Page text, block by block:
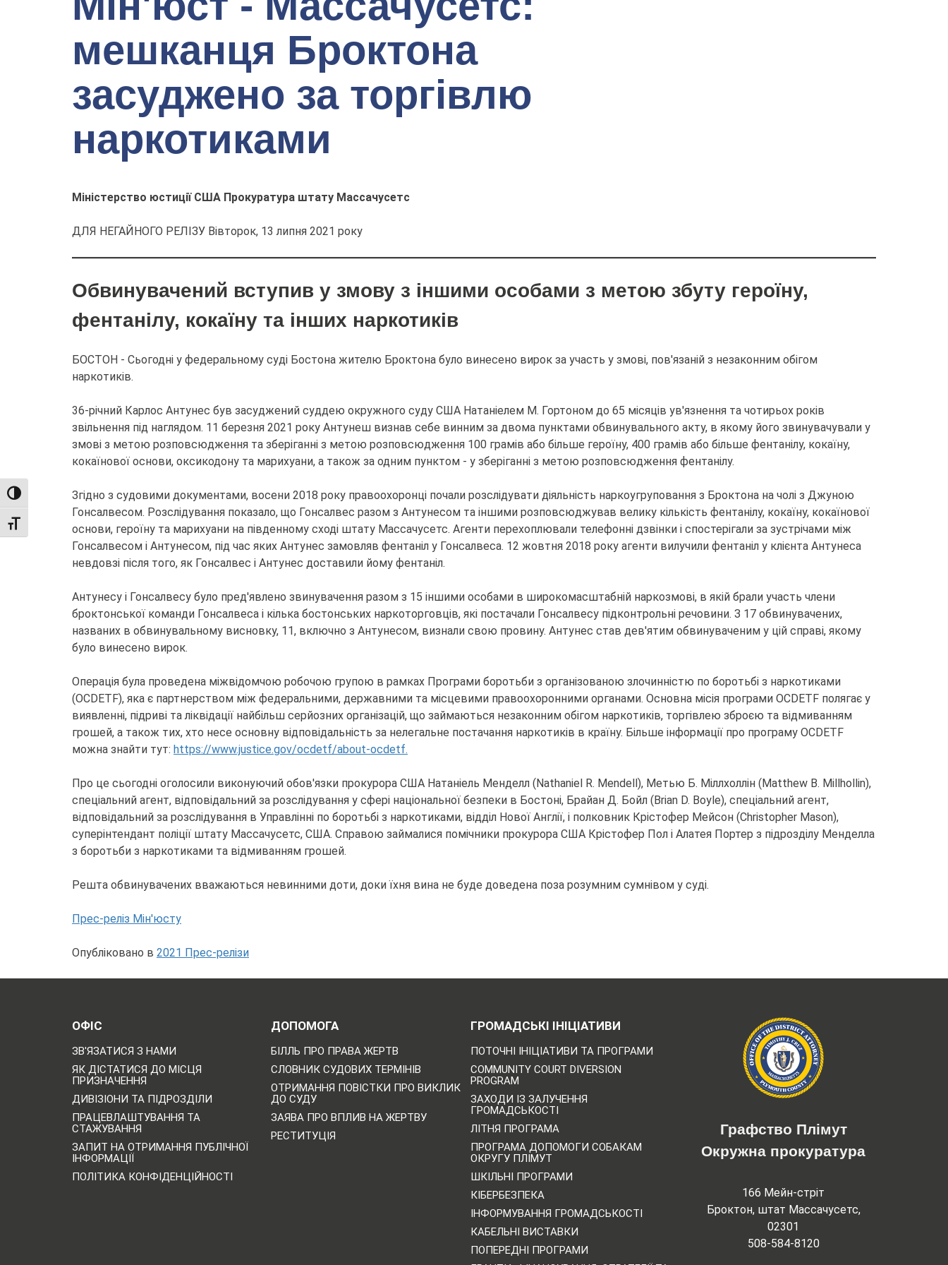
TOGGLE HIGH CONTRAST
TOGGLE FONT SIZE
мешканця Броктона
засуджено за торгівлю
наркотиками
Міністерство юстиції США Прокуратура штату Массачусетс
ДЛЯ НЕГАЙНОГО РЕЛІЗУ Вівторок, 13 липня 2021 року
Обвинувачений вступив у змову з іншими особами з метою збуту героїну,
фентанілу, кокаїну та інших наркотиків
БОСТОН - Сьогодні у федеральному суді Бостона жителю Броктона було винесено вирок за участь у змові, пов'язаній з незаконним обігом
наркотиків.
36-річний Карлос Антунес був засуджений суддею окружного суду США Натаніелем М. Гортоном до 65 місяців ув'язнення та чотирьох років
звільнення під наглядом. 11 березня 2021 року Антунеш визнав себе винним за двома пунктами обвинувального акту, в якому його звинувачували у
змові з метою розповсюдження та зберіганні з метою розповсюдження 100 грамів або більше героїну, 400 грамів або більше фентанілу, кокаїну,
кокаїнової основи, оксикодону та марихуани, а також за одним пунктом - у зберіганні з метою розповсюдження фентанілу.
Згідно з судовими документами, восени 2018 року правоохоронці почали розслідувати діяльність наркоугруповання з Броктона на чолі з Джуною
Гонсалвесом. Розслідування показало, що Гонсалвес разом з Антунесом та іншими розповсюджував велику кількість фентанілу, кокаїну, кокаїнової
основи, героїну та марихуани на південному сході штату Массачусетс. Агенти перехоплювали телефонні дзвінки і спостерігали за зустрічами між
Гонсалвесом і Антунесом, під час яких Антунес замовляв фентаніл у Гонсалвеса. 12 жовтня 2018 року агенти вилучили фентаніл у клієнта Антунеса
невдовзі після того, як Гонсалвес і Антунес доставили йому фентаніл.
Антунесу і Гонсалвесу було пред'явлено звинувачення разом з 15 іншими особами в широкомасштабній наркозмові, в якій брали участь члени
броктонської команди Гонсалвеса і кілька бостонських наркоторговців, які постачали Гонсалвесу підконтрольні речовини. З 17 обвинувачених,
названих в обвинувальному висновку, 11, включно з Антунесом, визнали свою провину. Антунес став дев'ятим обвинуваченим у цій справі, якому
було винесено вирок.
Операція була проведена міжвідомчою робочою групою в рамках Програми боротьби з організованою злочинністю по боротьбі з наркотиками
(OCDETF), яка є партнерством між федеральними, державними та місцевими правоохоронними органами. Основна місія програми OCDETF полягає у
виявленні, підриві та ліквідації найбільш серйозних організацій, що займаються незаконним обігом наркотиків, торгівлею зброєю та відмиванням
грошей, а також тих, хто несе основну відповідальність за нелегальне постачання наркотиків в країну. Більше інформації про програму OCDETF
можна знайти тут: https://www.justice.gov/ocdetf/about-ocdetf.
Про це сьогодні оголосили виконуючий обов'язки прокурора США Натаніель Менделл (Nathaniel R. Mendell), Метью Б. Міллхоллін (Matthew B. Millhollin),
спеціальний агент, відповідальний за розслідування у сфері національної безпеки в Бостоні, Брайан Д. Бойл (Brian D. Boyle), спеціальний агент,
відповідальний за розслідування в Управлінні по боротьбі з наркотиками, відділ Нової Англії, і полковник Крістофер Мейсон (Christopher Mason),
суперінтендант поліції штату Массачусетс, США. Справою займалися помічники прокурора США Крістофер Пол і Алатея Портер з підрозділу Менделла
з боротьби з наркотиками та відмиванням грошей.
Решта обвинувачених вважаються невинними доти, доки їхня вина не буде доведена поза розумним сумнівом у суді.
Прес-реліз Мін'юсту
Опубліковано в 2021 Прес-релізи
ОФІС
ЗВ'ЯЗАТИСЯ З НАМИ
ЯК ДІСТАТИСЯ ДО МІСЦЯ
ПРИЗНАЧЕННЯ
ДИВІЗІОНИ ТА ПІДРОЗДІЛИ
ПРАЦЕВЛАШТУВАННЯ ТА
СТАЖУВАННЯ
ЗАПИТ НА ОТРИМАННЯ ПУБЛІЧНОЇ
ІНФОРМАЦІЇ
ПОЛІТИКА КОНФІДЕНЦІЙНОСТІ
ДОПОМОГА
БІЛЛЬ ПРО ПРАВА ЖЕРТВ
СЛОВНИК СУДОВИХ ТЕРМІНІВ
ОТРИМАННЯ ПОВІСТКИ ПРО ВИКЛИК
ДО СУДУ
ЗАЯВА ПРО ВПЛИВ НА ЖЕРТВУ
РЕСТИТУЦІЯ
ГРОМАДСЬКІ ІНІЦІАТИВИ
ПОТОЧНІ ІНІЦІАТИВИ ТА ПРОГРАМИ
COMMUNITY COURT DIVERSION
PROGRAM
ЗАХОДИ ІЗ ЗАЛУЧЕННЯ
ГРОМАДСЬКОСТІ
ЛІТНЯ ПРОГРАМА
ПРОГРАМА ДОПОМОГИ СОБАКАМ
ОКРУГУ ПЛІМУТ
ШКІЛЬНІ ПРОГРАМИ
КІБЕРБЕЗПЕКА
ІНФОРМУВАННЯ ГРОМАДСЬКОСТІ
КАБЕЛЬНІ ВИСТАВКИ
ПОПЕРЕДНІ ПРОГРАМИ
Графство Плімут
Окружна прокуратура
166 Мейн-стріт
Броктон, штат Массачусетс,
02301
508-584-8120